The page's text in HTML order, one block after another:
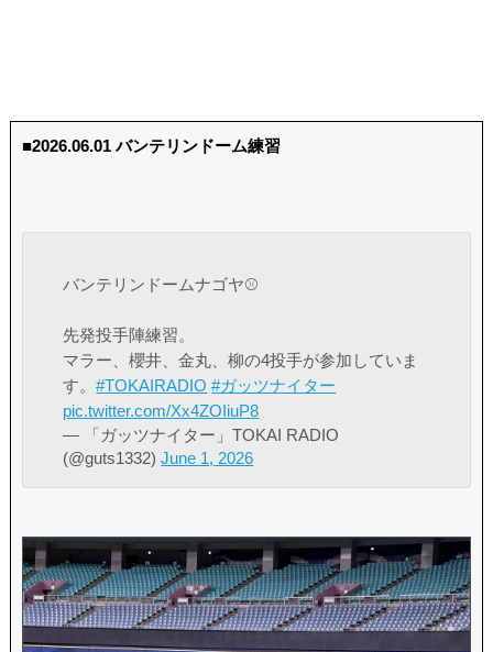
■2026.06.01 バンテリンドーム練習
バンテリンドームナゴヤ⚾️
先発投手陣練習。
マラー、櫻井、金丸、柳の4投手が参加していま
す。#TOKAIRADIO #ガッツナイター
pic.twitter.com/Xx4ZOIiuP8
— 「ガッツナイター」TOKAI RADIO
(@guts1332)June 1, 2026